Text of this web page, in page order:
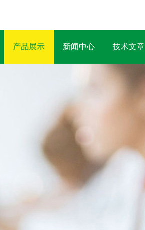
产品展示 新闻中心 技术文章